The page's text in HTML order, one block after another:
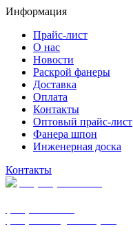
Информация
Прайс-лист
О нас
Новости
Раскрой фанеры
Доставка
Оплата
Контакты
Оптовый прайс-лист
Фанера шпон
Инженерная доска
Контакты